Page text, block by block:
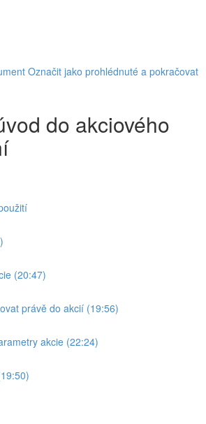
Označit jako prohlédnuté a pokračovat
do akciového
(20:47)
právě do akcií (19:56)
akcie (22:24)